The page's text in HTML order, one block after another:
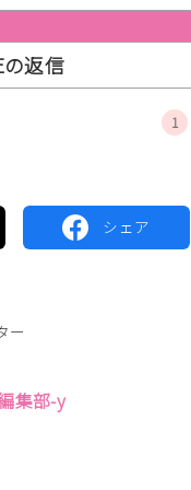
返信
1
ー
集部-y